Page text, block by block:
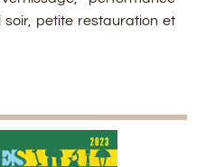
petite restauration et